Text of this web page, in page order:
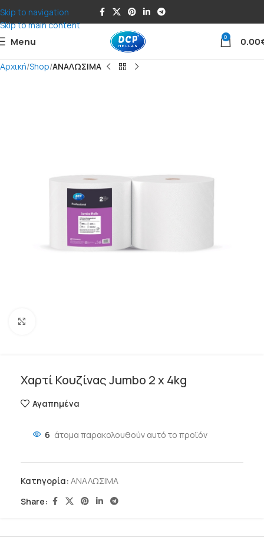
Skip to navigation
Skip to main content
Menu 0 0.00
Αρχική Shop ΑΝΑΛΩΣΙΜΑ
Χαρτί Κουζίνας Jumbo 2 x 4kg
Αγαπημένα
6 άτομα παρακολουθούν αυτό το προϊόν
Κατηγορία: ΑΝΑΛΩΣΙΜΑ
Share: